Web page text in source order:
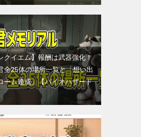
クイエム】報酬は武器強化！
全25体の場所一覧と「想い出
ーム達成」【バイオハザード